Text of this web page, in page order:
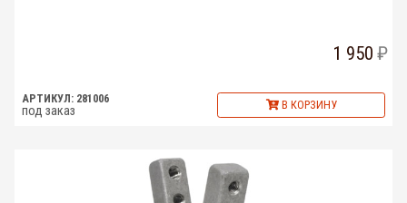
1 950
АРТИКУЛ: 281006
под заказ В КОРЗИНУ